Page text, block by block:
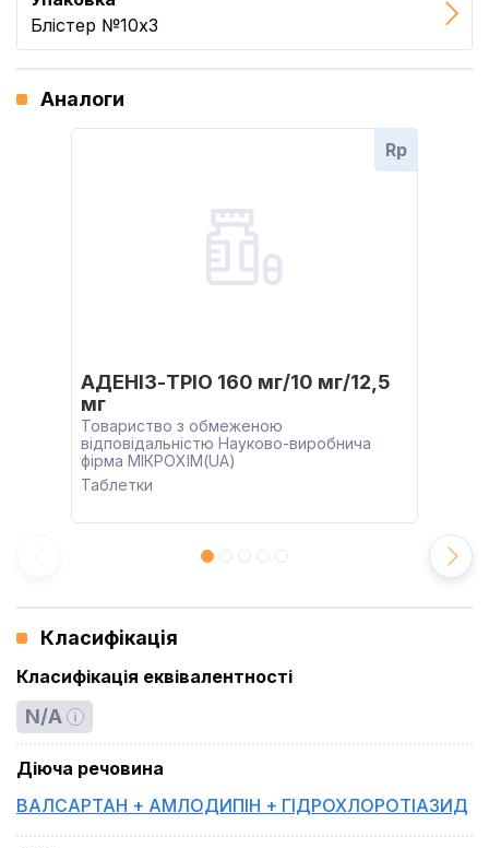
Блістер №10x3
Аналоги
Rp
АДЕНІЗ-ТРІО 160 мг/10 мг/12,5
мг
Товариство з обмеженою
відповідальністю Науково-виробнича
фірма МІКРОХІМ(UA)
Таблетки
Класифікація
Класифікація еквівалентності
N/A
Діюча речовина
ВАЛСАРТАН + АМЛОДИПІН + ГІДРОХЛОРОТІАЗИД